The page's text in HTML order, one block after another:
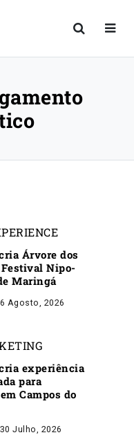
Árvore dos
Festival Nipo-
Maringá
6 Agosto, 2026
experiência
para
Campos do
30 Julho, 2026